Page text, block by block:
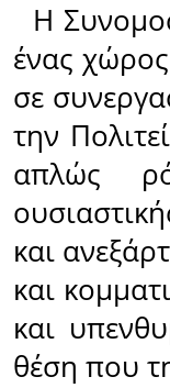
Η
ένας
σε
την
απλώς
και
και
και
θέση που